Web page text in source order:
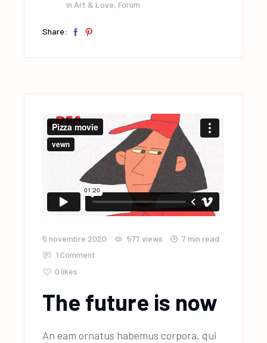
in Art & Love, Forum
Share:
5 novembre 2020 577views
7 min read
1 Comment
0 likes
The future is now
An eam ornatus habemus corpora, qui